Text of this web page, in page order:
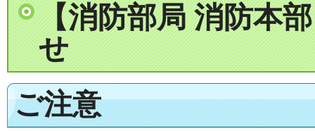
【消防部局 消防本
せ
ご注意